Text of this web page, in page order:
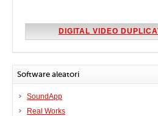
DIGITAL VIDEO
Software aleatori
SoundApp
Real Works